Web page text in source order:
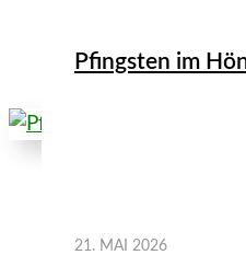
Pfingsten im
21. MAI 2026